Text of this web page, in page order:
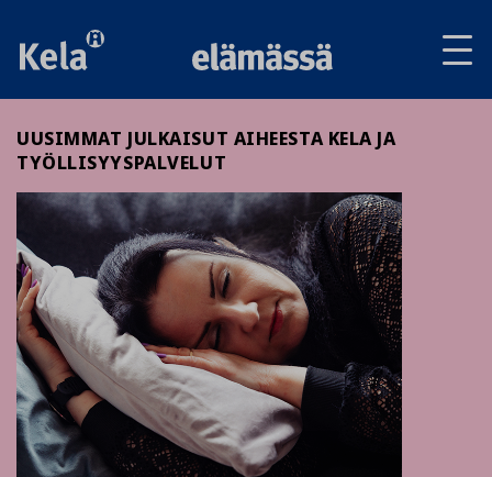
UUSIMMAT JULKAISUT AIHEESTA KELA JA
TYÖLLISYYSPALVELUT